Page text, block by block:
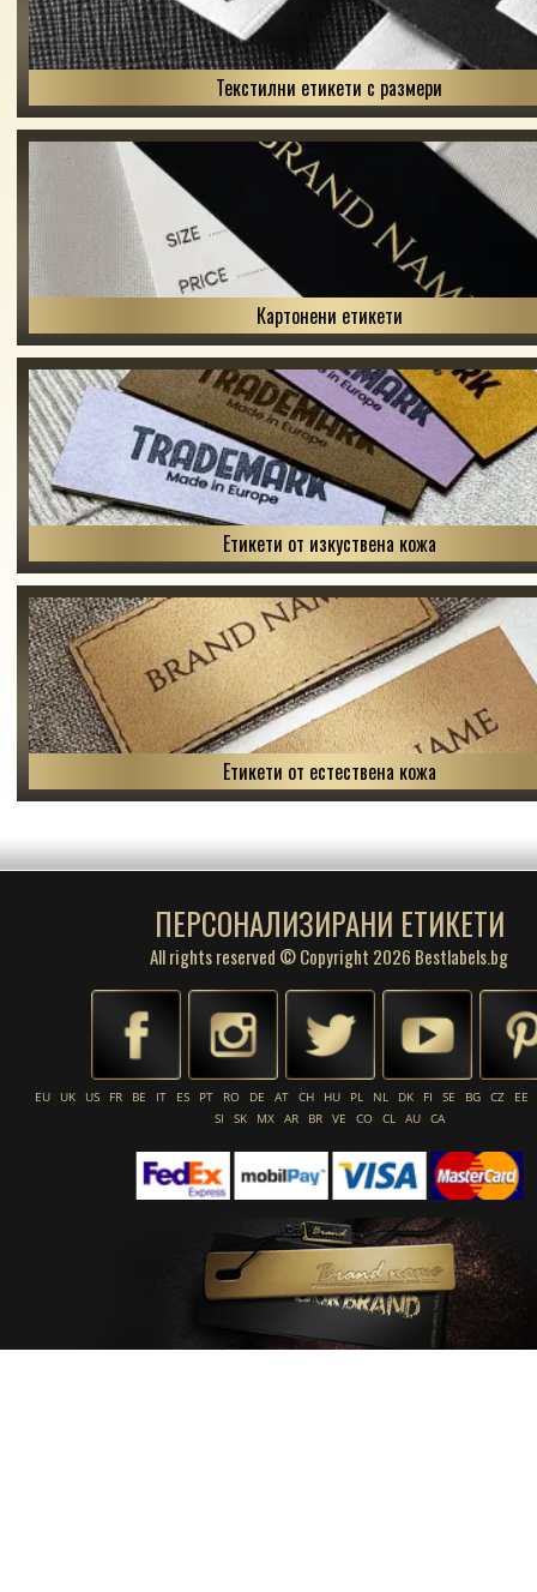
Текстилни етикети с размери
Картонени етикети
Етикети от изкуствена кожа
Етикети от естествена кожа
ПЕРСОНАЛИЗИРАНИ ЕТИКЕТИ
All rights reserved © Copyright 2026 Bestlabels.bg
EU UK US FR BE IT ES PT RO DE AT CH HU PL NL DK FI SE BG CZ
EE
SI
SK MX AR BR VE CO CL AU CA